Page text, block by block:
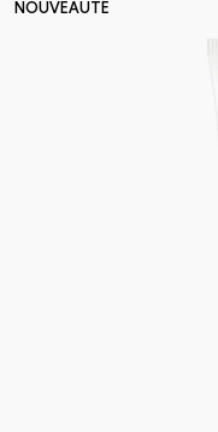
NOUVEAUTÉ